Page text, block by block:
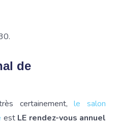
de
certainement, le salon
estLE rendez-vous annuel